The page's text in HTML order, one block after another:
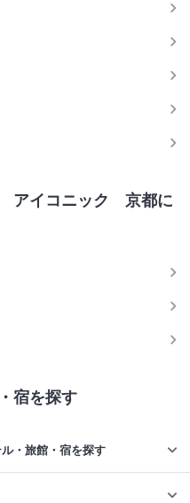
アイコニック 京都に
宿を探す
・旅館・宿を探す